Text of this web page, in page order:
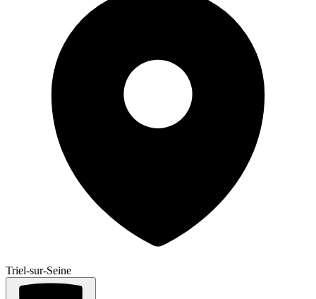
Triel-sur-Seine